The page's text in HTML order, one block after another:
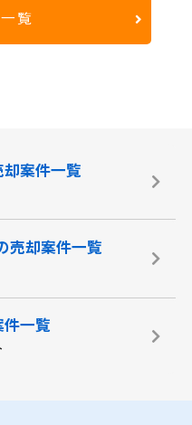
覧
却案件一覧
売却案件一覧
一覧